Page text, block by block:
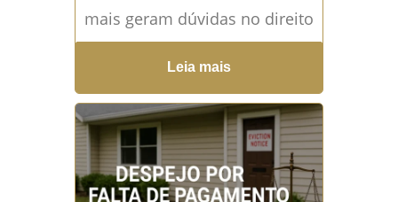
mais geram dúvidas no direito
civil e no direito processual.
Trata-se de um procedimento
judicial utilizado...Leia mais
→
Leia mais